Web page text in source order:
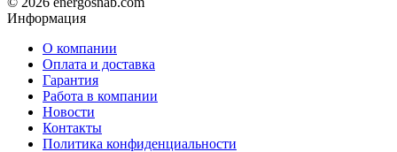
Информация
О компании
Оплата и доставка
Гарантия
Работа в компании
Новости
Контакты
Политика конфиденциальности